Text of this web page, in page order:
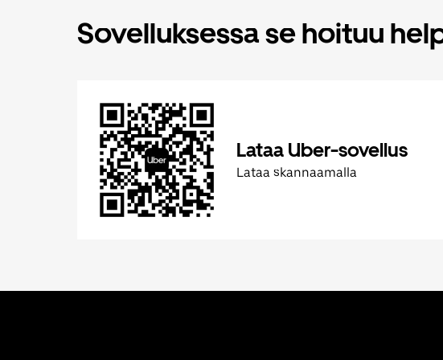
Sovelluksessa se hoituu
Lataa Uber-sovellus
Lataa skannaamalla